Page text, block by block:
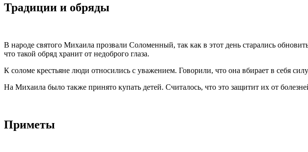
Традиции и обряды
В народе святого Михаила прозвали Соломенный, так как в этот день старались
что такой обряд хранит от недоброго глаза.
К соломе крестьяне люди относились с уважением. Говорили, что она вбирает в себя
На Михаила было также принято купать детей. Считалось, что это защитит их от
Приметы